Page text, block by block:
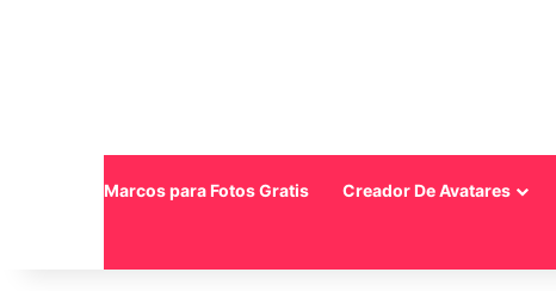
Marcos para Fotos Gratis Creador De Avatares